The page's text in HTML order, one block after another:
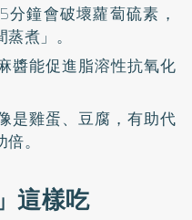
分鐘會破壞蘿蔔硫素，
煮」。
醬能促進脂溶性抗氧化
是雞蛋、豆腐，有助代
。
這樣吃